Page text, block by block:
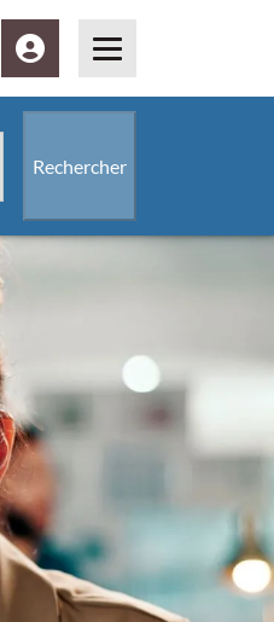
Espace clientMenu
sera disponible à la suite
Rechercher